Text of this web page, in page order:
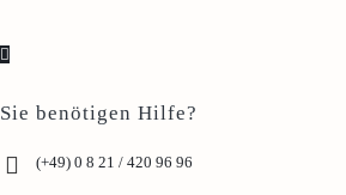
Sie benötigen Hilfe?
(+49) 0 8 21 / 420 96 96